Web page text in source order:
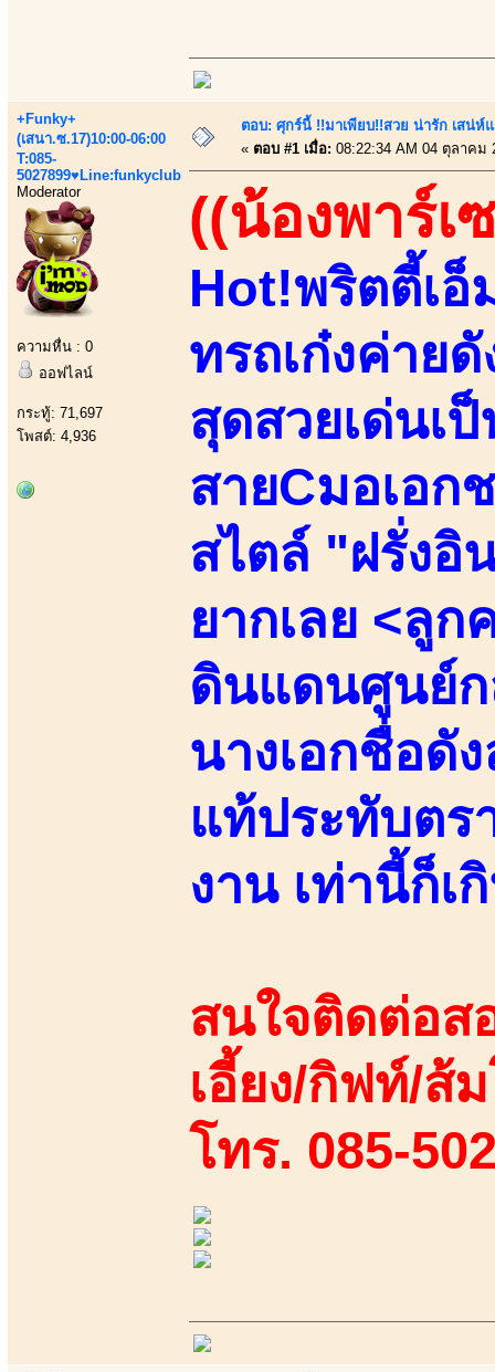
+Funky+
(เสนา.ซ.17)10:00-06:00
T:085-
5027899♥Line:funkyclub
Moderator
ความหื่น : 0
ออฟไลน์
กระทู้: 71,697
โพสต์: 4,936
ตอบ: ศุกร์นี้ !!มาเพียบ!!สวย น่ารัก เสน่ห์
« ตอบ #1 เมื่อ: 08:22:34 AM 04 ตุลาคม
((น้องพาร์เ
Hot!พริตตี้เ
ทรถเก๋งค่าย
สุดสวยเด่นเ
สายCมอเอก
สไตล์ "ฝรั่งอิ
ยากเลย <ลูก
ดินแดนศูนย์ก
นางเอกชื่อดั
แท้ประทับตร
งาน เท่านี้ก็เ
สนใจติดต่อส
เอี้ยง/กิฟท์/ส้
โทร. 085-